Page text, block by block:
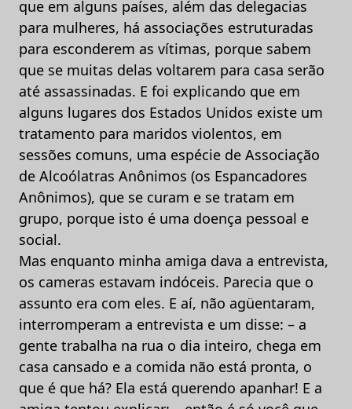
que em alguns países, além das delegacias
para mulheres, há associações estruturadas
para esconderem as vítimas, porque sabem
que se muitas delas voltarem para casa serão
até assassinadas. E foi explicando que em
alguns lugares dos Estados Unidos existe um
tratamento para maridos violentos, em
sessões comuns, uma espécie de Associação
de Alcoólatras Anônimos (os Espancadores
Anônimos), que se curam e se tratam em
grupo, porque isto é uma doença pessoal e
social.
Mas enquanto minha amiga dava a entrevista,
os cameras estavam indóceis. Parecia que o
assunto era com eles. E aí, não agüentaram,
interromperam a entrevista e um disse: – a
gente trabalha na rua o dia inteiro, chega em
casa cansado e a comida não está pronta, o
que é que há? Ela está querendo apanhar! E a